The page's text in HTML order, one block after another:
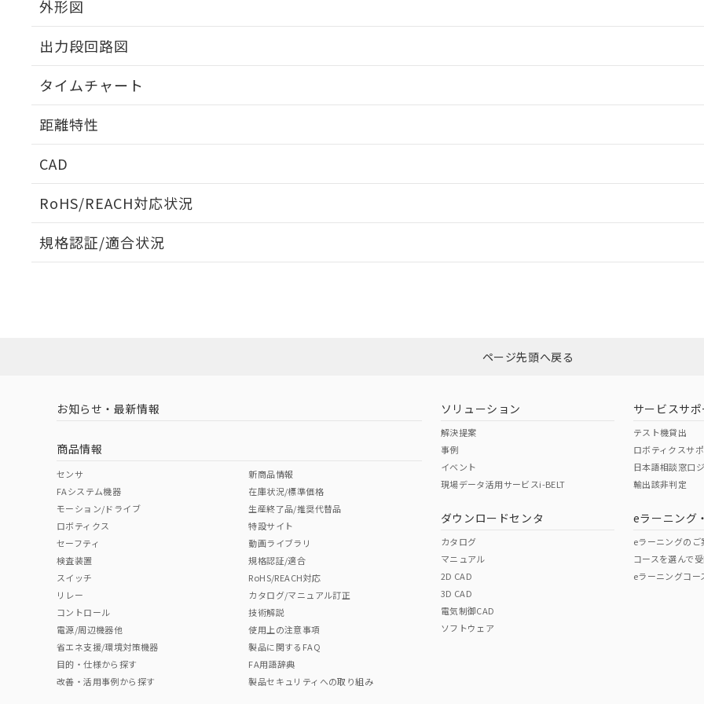
外形図
出力段回路図
タイムチャート
距離特性
CAD
RoHS/REACH対応状況
EU RoHS 注意事項・凡例
ダウンロードはこちら
中国 RoHS 注意事項・凡例
中国 RoHS表
Pb Hg Cr(VI)
"対応済み"や非含有の記載がされた商品であっても、流通在庫等で未対応品が混在する可能性があります。
非含有品が必要な際は、弊社営業部門もしくは販売店へお問い合わせください。
規格認証/適合状況
（イギリス
（ノルウェー
（日本
（アメリカ
この製品の規格認証/適合
その他の認証はこちらのページからご
ページ先頭へ戻る
お知らせ・最新情報
商品情報
センサ
FAシステム機器
モーション/ドライブ
ロボティクス
セーフティ
検査装置
スイッチ
リレー
コントロール
電源/周辺機器他
省エネ支援/環境対策機器
目的・仕様から探す
改善・活用事例から探す
新商品情報
在庫状況/標準価格
生産終了品/推奨代替品
特設サイト
動画ライブラリ
規格認証/適合
RoHS/REACH対応
カタログ/マニュアル訂正
技術解説
使用上の注意事項
製品に関するFAQ
FA用語辞典
製品セキュリティへの取り組み
ソリューション
解決提案
事例
イベント
現場データ活用サービスi-BELT
ダウンロードセンタ
カタログ
マニュアル
2D CAD
3D CAD
電気制御CAD
ソフトウェア
サービスサポ
テスト機貸出
ロボティクスサ
日本語相談窓口
輸出該非判定
eラーニング
eラーニングのご
コースを選んで
eラーニングコー